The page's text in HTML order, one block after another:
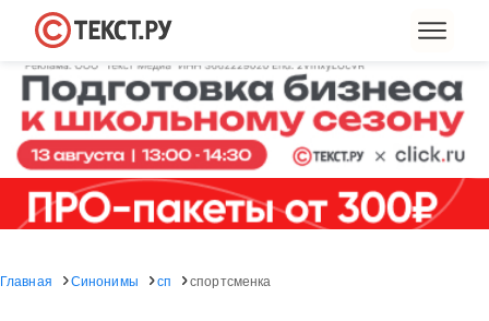
Главная Синонимы сп спортсменка